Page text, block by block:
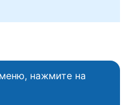
нажмите на